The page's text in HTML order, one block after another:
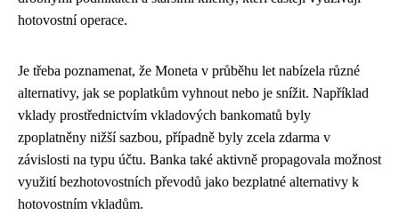
hotovostní operace.
Je třeba poznamenat, že Moneta v průběhu let nabízela různé
alternativy, jak se poplatkům vyhnout nebo je snížit. Například
vklady prostřednictvím vkladových bankomatů byly
zpoplatněny nižší sazbou, případně byly zcela zdarma v
závislosti na typu účtu. Banka také aktivně propagovala možnost
využití bezhotovostních převodů jako bezplatné alternativy k
hotovostním vkladům.